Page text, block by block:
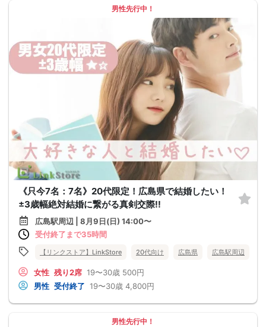
男性先行中！
《只今7名：7名》20代限定！広島県で結婚したい！
±3歳幅絶対結婚に繋がる真剣交際!!
広島駅周辺 | 8月9日(日) 14:00〜
受付終了まで35時間
【リンクストア】LinkStore 20代向け 広島県 広島駅周辺
女性 残り2席 19〜30歳 500円
男性 受付終了 19〜30歳 4,800円
男性先行中！